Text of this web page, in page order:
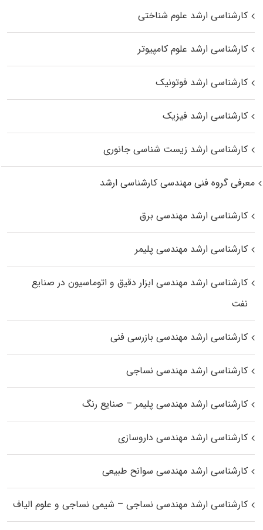
کارشناسی ارشد علوم شناختی
کارشناسی ارشد علوم کامپیوتر
کارشناسی ارشد فوتونیک
کارشناسی ارشد فیزیک
کارشناسی ارشد زیست‌ شناسی جانوری
معرفی گروه فنی مهندسی کارشناسی ارشد
کارشناسی ارشد مهندسی برق
کارشناسی ارشد مهندسی پلیمر
کارشناسی ارشد مهندسی ابزار دقیق و اتوماسیون در صنایع
نفت
کارشناسی ارشد مهندسی بازرسی فنی
کارشناسی ارشد مهندسی نساجی
کارشناسی ارشد مهندسی پلیمر – صنایع رنگ
کارشناسی ارشد مهندسی داروسازی
کارشناسی ارشد مهندسی سوانح طبیعی
کارشناسی ارشد مهندسی نساجی – شیمی نساجی و علوم الیاف